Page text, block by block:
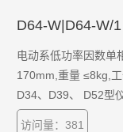
电动系低功率因数单
170mm,重量 ≤8kg,
D34、D39、 D52型
访问量：381